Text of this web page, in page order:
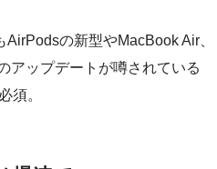
の新型やMacBook Air、
アップデートが噂されている
須。